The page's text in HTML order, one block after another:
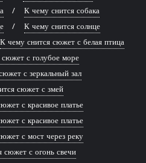
К чему снится собака
К чему снится солнце
К чему снится сюжет с белая птица
с голубое море
с зеркальный зал
сюжет с змей
с красивое платье
с красивое платье
с мост через реку
сюжет с огонь свечи